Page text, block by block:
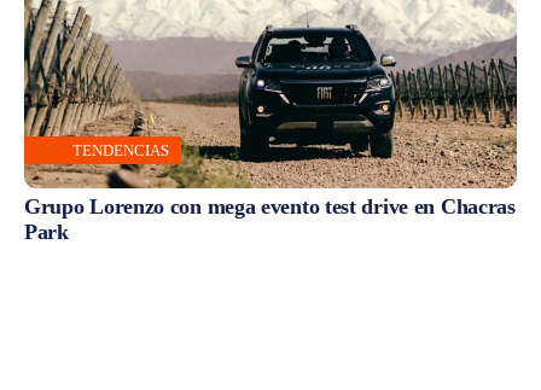
TENDENCIAS
Grupo Lorenzo con mega evento test drive en Chacras
Park